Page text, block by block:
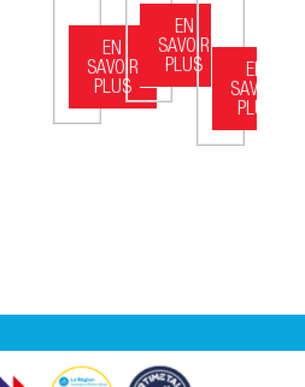
EN
SAVOIR
PLUS
EN
SAVOIR
PLUS
EN
SAVOIR
PLUS